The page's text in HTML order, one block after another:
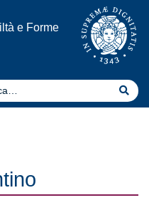
e Forme